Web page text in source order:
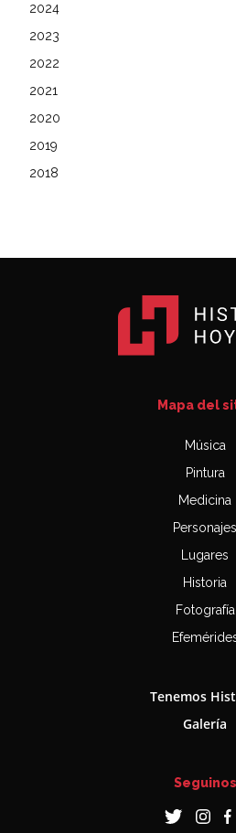
2024
2023
2022
2021
2020
2019
2018
Mapa del
Música
Pintura
Medicina
Personajes
Lugares
Historia
Fotografía
Tenemos
Galería
Seguinos